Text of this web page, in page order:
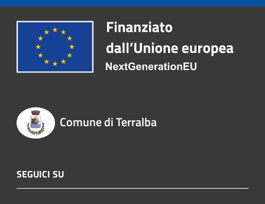
Comune di Terralba
SEGUICI SU